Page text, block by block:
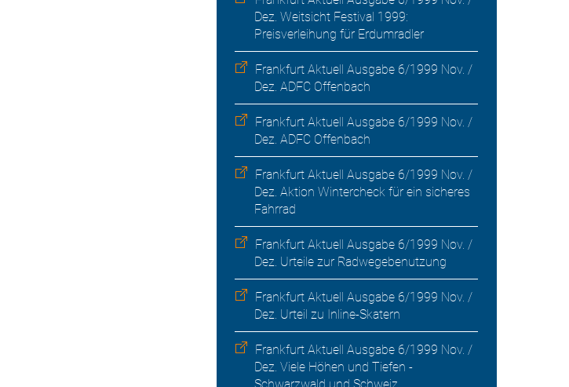
Dez. Weitsicht Festival 1999:
Preisverleihung für Erdumradler
Frankfurt Aktuell Ausgabe 6/1999 Nov. /
Dez. ADFC Offenbach
Frankfurt Aktuell Ausgabe 6/1999 Nov. /
Dez. ADFC Offenbach
Frankfurt Aktuell Ausgabe 6/1999 Nov. /
Dez. Aktion Wintercheck für ein sicheres
Fahrrad
Frankfurt Aktuell Ausgabe 6/1999 Nov. /
Dez. Urteile zur Radwegebenutzung
Frankfurt Aktuell Ausgabe 6/1999 Nov. /
Dez. Urteil zu Inline-Skatern
Frankfurt Aktuell Ausgabe 6/1999 Nov. /
Dez. Viele Höhen und Tiefen -